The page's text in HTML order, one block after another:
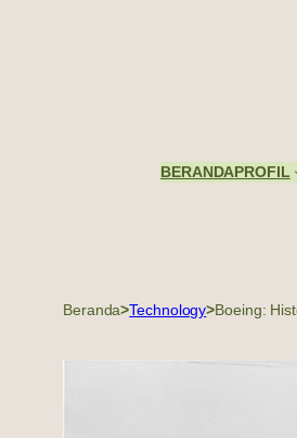
BERANDAPROFIL
Beranda>Technology>Boeing: